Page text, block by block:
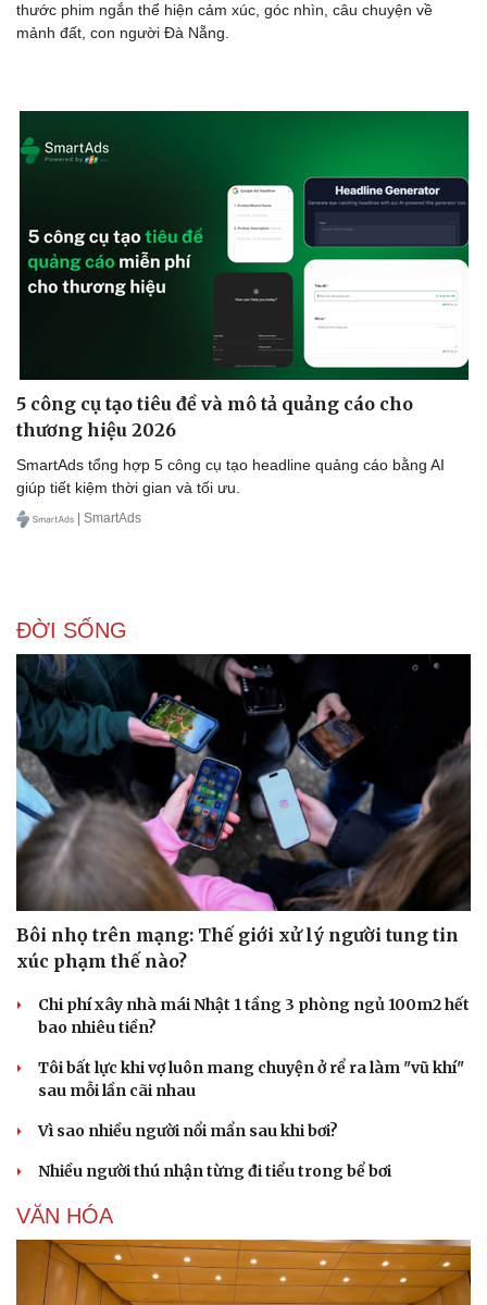
thước phim ngắn thể hiện cảm xúc, góc nhìn, câu chuyện về
mảnh đất, con người Đà Nẵng.
5 công cụ tạo tiêu đề và mô tả quảng cáo cho
thương hiệu 2026
SmartAds tổng hợp 5 công cụ tạo headline quảng cáo bằng AI
giúp tiết kiệm thời gian và tối ưu.
| SmartAds
ĐỜI SỐNG
Bôi nhọ trên mạng: Thế giới xử lý người tung tin
xúc phạm thế nào?
Chi phí xây nhà mái Nhật 1 tầng 3 phòng ngủ 100m2 hết
bao nhiêu tiền?
Tôi bất lực khi vợ luôn mang chuyện ở rể ra làm "vũ khí"
sau mỗi lần cãi nhau
Vì sao nhiều người nổi mẩn sau khi bơi?
Nhiều người thú nhận từng đi tiểu trong bể bơi
VĂN HÓA